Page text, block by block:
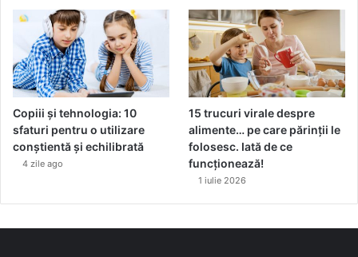
Copiii și tehnologia: 10
sfaturi pentru o utilizare
conștientă și echilibrată
4 zile ago
15 trucuri virale despre
alimente… pe care părinții le
folosesc. Iată de ce
funcționează!
1 iulie 2026